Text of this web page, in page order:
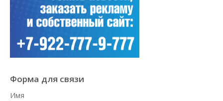
Форма для связи
Имя